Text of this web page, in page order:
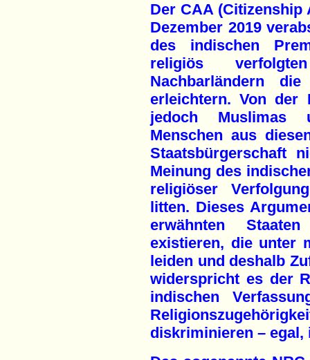
Der CAA (Citizenship
Dezember 2019
des indischen
religiös
Nachbarländern
erleichtern. Von der
jedoch Muslimas
Menschen aus
Staatsbürgerschaft
Meinung des
religiöser
litten. Dieses
erwähnten
existieren, die unter
leiden und deshalb
widerspricht es der
indischen
diskriminieren – egal,